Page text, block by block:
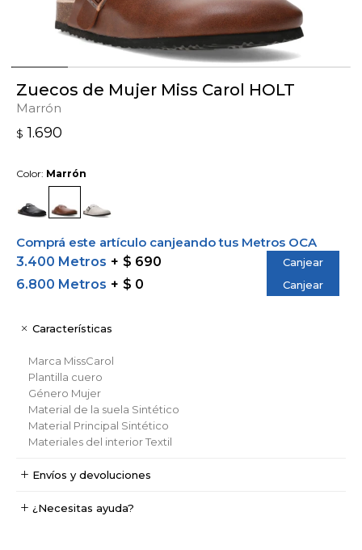
Zuecos de Mujer Miss Carol HOLT
Marrón
$ 1.690
Color: Marrón
Comprá este artículo canjeando tus Metros OCA
3.400 Metros
$ 690 Canjear
6.800 Metros $ 0 Canjear
Características
Marca MissCarol
Plantilla cuero
Género Mujer
Material de la suela Sintético
Material Principal Sintético
Materiales del interiorTextil
Envíos y devoluciones
¿Necesitas ayuda?